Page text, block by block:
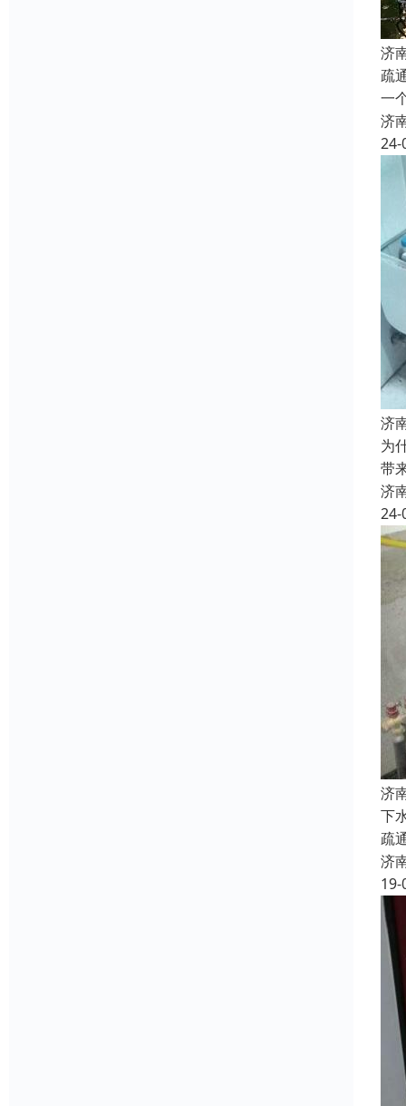
济
疏
一
济
24-
济
为
带
济
24-
济
下
疏
济
19-